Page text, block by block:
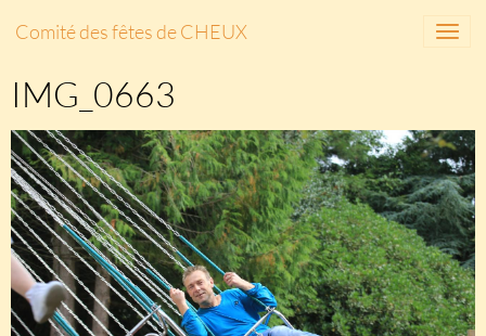
Comité des fêtes de CHEUX
IMG_0663